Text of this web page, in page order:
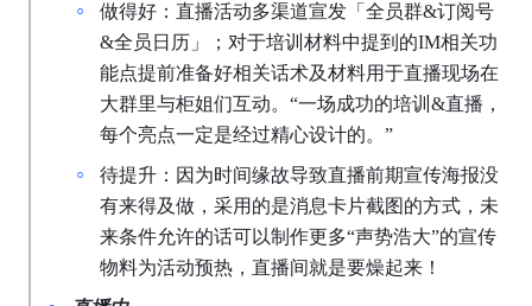
做得好：直播活动多渠道宣发「全员群&订阅号
&全员日历」；对于培训材料中提到的IM相关功
能点提前准备好相关话术及材料用于直播现场在
大群里与柜姐们互动。“一场成功的培训&直播，
每个亮点一定是经过精心设计的。”
待提升：因为时间缘故导致直播前期宣传海报没
有来得及做，采用的是消息卡片截图的方式，未
来条件允许的话可以制作更多“声势浩大”的宣传
物料为活动预热，直播间就是要燥起来！